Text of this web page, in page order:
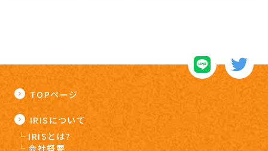
TOPページ
IRISについて
IRISとは?
会社概要